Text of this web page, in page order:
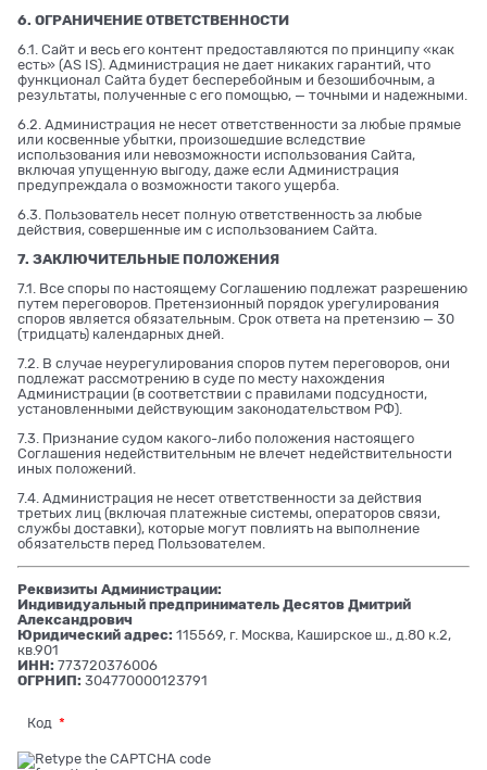
6. ОГРАНИЧЕНИЕ ОТВЕТСТВЕННОСТИ
6.1. Сайт и весь его контент предоставляются по принципу «как
есть» (AS IS). Администрация не дает никаких гарантий, что
функционал Сайта будет бесперебойным и безошибочным, а
результаты, полученные с его помощью, — точными и надежными.
6.2. Администрация не несет ответственности за любые прямые
или косвенные убытки, произошедшие вследствие
использования или невозможности использования Сайта,
включая упущенную выгоду, даже если Администрация
предупреждала о возможности такого ущерба.
6.3. Пользователь несет полную ответственность за любые
действия, совершенные им с использованием Сайта.
7. ЗАКЛЮЧИТЕЛЬНЫЕ ПОЛОЖЕНИЯ
7.1. Все споры по настоящему Соглашению подлежат разрешению
путем переговоров. Претензионный порядок урегулирования
споров является обязательным. Срок ответа на претензию — 30
(тридцать) календарных дней.
7.2. В случае неурегулирования споров путем переговоров, они
подлежат рассмотрению в суде по месту нахождения
Администрации (в соответствии с правилами подсудности,
установленными действующим законодательством РФ).
7.3. Признание судом какого-либо положения настоящего
Соглашения недействительным не влечет недействительности
иных положений.
7.4. Администрация не несет ответственности за действия
третьих лиц (включая платежные системы, операторов связи,
службы доставки), которые могут повлиять на выполнение
обязательств перед Пользователем.
Реквизиты Администрации:
Индивидуальный предприниматель Десятов Дмитрий
Александрович
Юридический адрес: 115569, г. Москва, Каширское ш., д.80 к.2,
кв.901
ИНН: 773720376006
ОГРНИП: 304770000123791
Код